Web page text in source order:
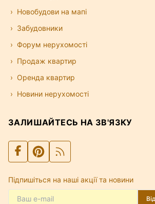
Новобудови на мапі
Забудовники
Форум нерухомості
Продаж квартир
Оренда квартир
Новини нерухомості
ЗАЛИШАЙТЕСЬ НА ЗВ'ЯЗКУ
Підпишіться на наші акції та новини